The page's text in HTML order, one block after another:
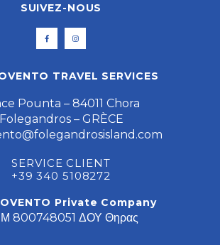
SUIVEZ-NOUS
TRAVEL SERVICES
Pounta – 84011 Chora
Folegandros – GRÈCE
SERVICE CLIENT
+39 340 5108272
Private Company
800748051 ΔΟΥ Θηρας